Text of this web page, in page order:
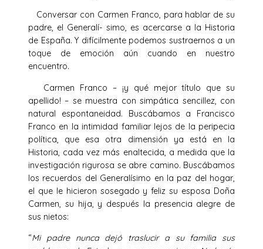
Conversar con Carmen Franco, para hablar de su
padre, el Generalí- simo, es acercarse a la Historia
de España. Y difícilmente podemos sustraernos a un
toque de emoción aún cuando en nuestro
encuentro.
Carmen Franco – ¡y qué mejor título que su
apellido! – se muestra con simpática sencillez, con
natural espontaneidad. Buscábamos a Francisco
Franco en la intimidad familiar lejos de la peripecia
política, que esa otra dimensión ya está en la
Historia, cada vez más enaltecida, a medida que la
investigación rigurosa se abre camino. Buscábamos
los recuerdos del Generalísimo en la paz del hogar,
el que le hicieron sosegado y feliz su esposa Doña
Carmen, su hija, y después la presencia alegre de
sus nietos:
“Mi padre nunca dejó traslucir a su familia sus